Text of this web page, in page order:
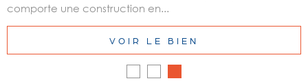
comporte une construction en...
VOIR LE BIEN